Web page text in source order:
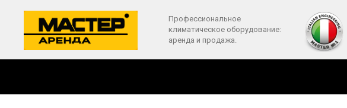
Профессиональное
климатическое оборудование:
аренда и продажа.